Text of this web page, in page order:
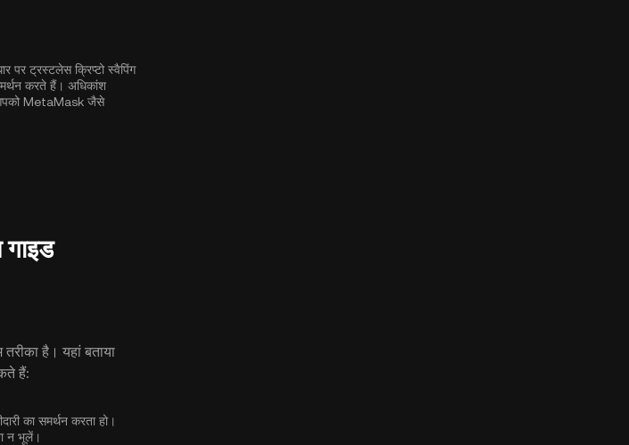
पर ट्रस्टलेस क्रिप्टो स्वैपिंग
करते हैं। अधिकांश
MetaMask जैसे
है। यहां बताया
हैं:
का समर्थन करता हो।
न भूलें।